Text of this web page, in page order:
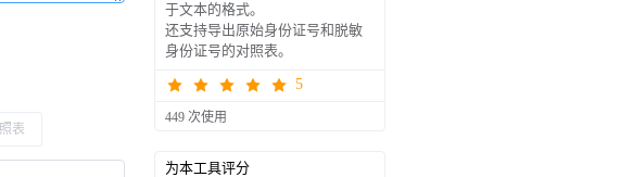
表
于文本的格式。
还支持导出原始身份证号和脱敏
身份证号的对照表。
5
449 次使用
为本工具评分